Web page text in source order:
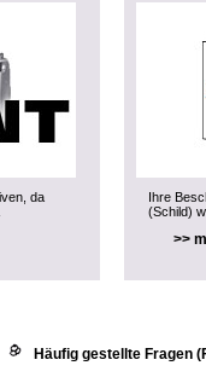
da
Ihre
(Schild)
>>
Häufig gestellte Fragen